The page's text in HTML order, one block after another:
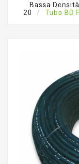
Bassa Densità
20
Tubo BD